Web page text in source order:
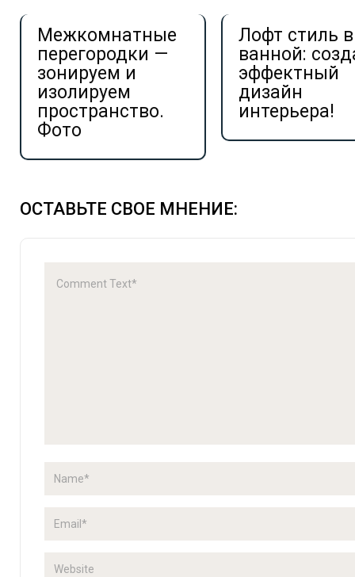
Межкомнатные
перегородки —
зонируем и
изолируем
пространство.
Фото
Лофт стиль в
ванной:
эффектный
дизайн
интерьера!
ОСТАВЬТЕ СВОЕ МНЕНИЕ: